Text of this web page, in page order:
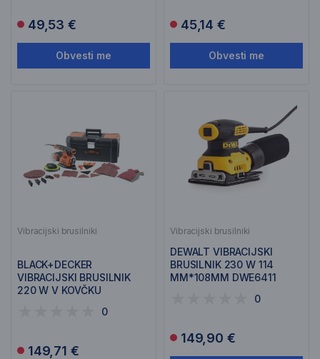
49,53 €
Obvesti me
45,14 €
Obvesti me
Vibracijski brusilniki
BLACK+DECKER
VIBRACIJSKI BRUSILNIK
220 W V KOVČKU
0
149,71 €
Vibracijski brusilniki
DEWALT VIBRACIJSKI
BRUSILNIK 230 W 114
MM*108MM DWE6411
0
149,90 €